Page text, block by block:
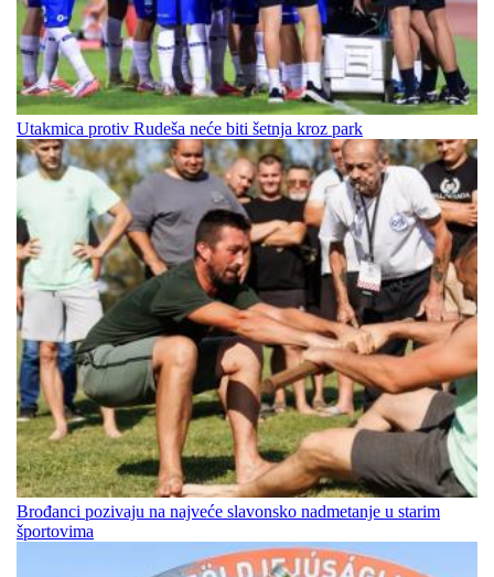
Utakmica protiv Rudeša neće biti šetnja kroz park
Brođanci pozivaju na najveće slavonsko nadmetanje u starim
športovima